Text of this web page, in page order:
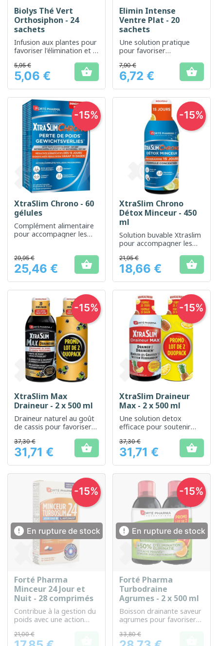
Biolys Thé Vert
Orthosiphon - 24
sachets
Infusion aux plantes pour
favoriser l'élimination et la
Prix
5,95 €
5,06 € 
Elimin Intense
Ventre Plat - 20
sachets
Une solution pratique
pour favoriser
detoxification
Prix
7,90 €
6,72 € 
XtraSlim Chrono - 60
gélules
Complément alimentaire
pour accompagner les
Prix
29,95 €
25,46 € 
-15%
XtraSlim Chrono
Détox Minceur - 450
ml
Solution buvable Xtraslim
pour accompagner les
détoxification et de perte
de poids
Prix
21,95 €
18,66 € 
-15%
XtraSlim Max
Draineur - 2 x 500 ml
Draineur naturel au goût
de cassis pour favoriser
Prix
37,30 €
31,71 € 
-15%
XtraSlim Draineur
Max - 2 x 500 ml
Une solution detox
efficace pour soutenir
perte de poids.
Prix
37,30 €
31,71 € 
-15%
 En rupture de stock
Forté Pharma
Minceur 24 Jour et
Nuit - 28 comprimés
Contribue à la gestion du
poids avec une action
21,00 €
-15%
 En rupture de stock
Forté Pharma
Turbodraine
Agrumes - 2 x 500 ml
Boisson drainante saveur
agrumes pour favoriser
détoxification de
33,80 €
-15%